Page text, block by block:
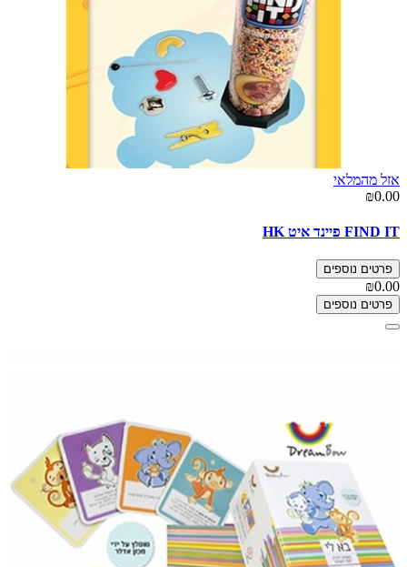
אזל מהמלאי
₪0.00
FIND IT פיינד איט HK
פרטים נוספים
₪0.00
פרטים נוספים